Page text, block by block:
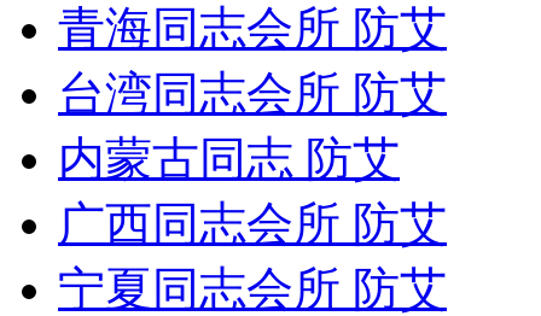
青海同志会所 防艾
台湾同志会所 防艾
内蒙古同志 防艾
广西同志会所 防艾
宁夏同志会所 防艾